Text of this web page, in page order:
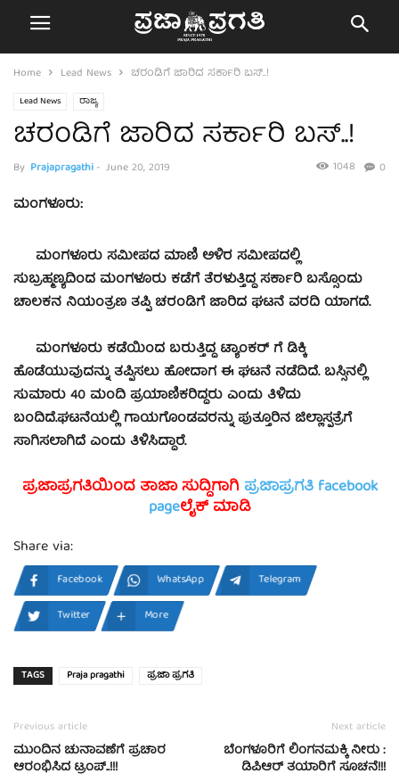
Home Lead News ಚರಂಡಿಗೆ ಜಾರಿದ ಸರ್ಕಾರಿ ಬಸ್..!
Lead News ರಾಜ್ಯ
ಚರಂಡಿಗೆ ಜಾರಿದ ಸರ್ಕಾರಿ ಬಸ್..!
By Prajapragathi- June 20, 2019 0
1048
ಮಂಗಳೂರು:
ಮಂಗಳೂರು ಸಮೀಪದ ಮಾಣಿ ಅಳಿರ ಸಮೀಪದಲ್ಲಿ
ಸುಬ್ರಹ್ಮಣ್ಯದಿಂದ ಮಂಗಳೂರು ಕಡೆಗೆ ತೆರಳುತ್ತಿದ್ದ ಸರ್ಕಾರಿ ಬಸ್ಸೊಂದು
ಚಾಲಕನ ನಿಯಂತ್ರಣ ತಪ್ಪಿ ಚರಂಡಿಗೆ ಜಾರಿದ ಘಟನೆ ವರದಿ ಯಾಗದೆ.
ಮಂಗಳೂರು ಕಡೆಯಿಂದ ಬರುತ್ತಿದ್ದ ಟ್ಯಾಂಕರ್‌ ಗೆ ಡಿಕ್ಕಿ
ಹೊಡೆಯುವುದನ್ನು ತಪ್ಪಿಸಲು ಹೋದಾಗ ಈ ಘಟನೆ ನಡೆದಿದೆ. ಬಸ್ಸಿನಲ್ಲಿ
ಸುಮಾರು 40 ಮಂದಿ ಪ್ರಯಾಣಿಕರಿದ್ದರು ಎಂದು ತಿಳಿದು
ಬಂದಿದೆ.ಘಟನೆಯಲ್ಲಿ ಗಾಯಗೊಂಡವರನ್ನು ಪುತ್ತೂರಿನ ಜಿಲ್ಲಾಸ್ಪತ್ರೆಗೆ
ಸಾಗಿಸಲಾಗಿದೆ ಎಂದು ತಿಳಿಸಿದ್ದಾರೆ.
ಪ್ರಜಾಪ್ರಗತಿಯಿಂದ ತಾಜಾ ಸುದ್ದಿಗಾಗಿ ಪ್ರಜಾಪ್ರಗತಿ facebook
pageಲೈಕ್ ಮಾಡಿ
Share via:
Facebook WhatsApp
Telegram
Twitter
More
TAGS Praja pragathi ಪ್ರಜಾ ಪ್ರಗತಿ
Previous article
ಮುಂದಿನ ಚುನಾವಣೆಗೆ ಪ್ರಚಾರ
ಆರಂಭಿಸಿದ ಟ್ರಂಪ್..!!!
Next article
ಬೆಂಗಳೂರಿಗೆ ಲಿಂಗನಮಕ್ಕಿ ನೀರು :
ಡಿಪಿಆರ್ ತಯಾರಿಗೆ ಸೂಚನೆ!!!